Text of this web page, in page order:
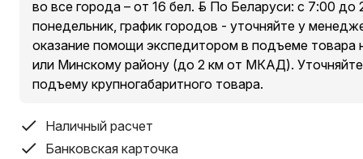
Условия доставки курьером по Минску и Минскому
исключением п. Сокол и Аэропорт-Минск ):
Доставка товаров стоимостью свыше 200 руб. –
Доставка товаров стоимостью до 200 руб. – от 10
покупателя.
во все города – от 16 бел. руб. По Беларуси: с 7:00
понедельник, график городов - уточняйте у
оказание помощи экспедитором в подъеме товара
или Минскому району (до 2 км от МКАД).
подъему крупногабаритного товара.
Наличный расчет
Банковская карточка